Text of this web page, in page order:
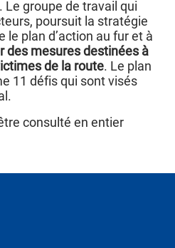
Le groupe de travail qui
poursuit la stratégie
le plan d’action au fur et à
des mesures destinées à
de la route. Le plan
11 défis qui sont visés
consulté en entier